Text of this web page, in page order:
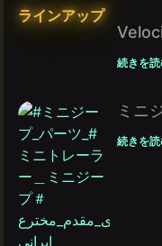
ラインアップ
続きを
ミニ
続きを